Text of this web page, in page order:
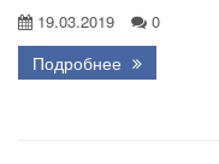
19.03.2019 0
Подробнее